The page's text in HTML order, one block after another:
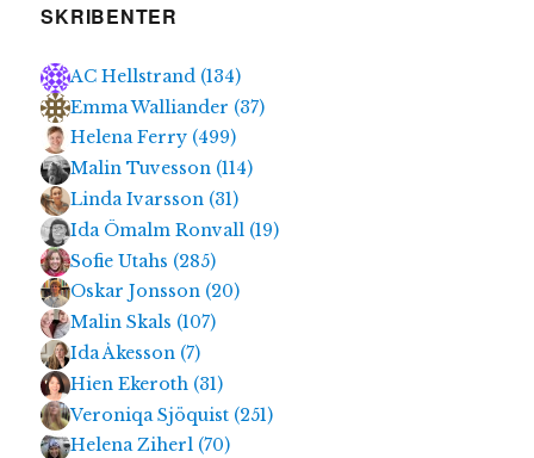
SKRIBENTER
AC Hellstrand (134)
Emma Walliander (37)
Helena Ferry (499)
Malin Tuvesson (114)
Linda Ivarsson (31)
Ida Ömalm Ronvall (19)
Sofie Utahs (285)
Oskar Jonsson (20)
Malin Skals (107)
Ida Åkesson (7)
Hien Ekeroth (31)
Veroniqa Sjöquist (251)
Helena Ziherl (70)